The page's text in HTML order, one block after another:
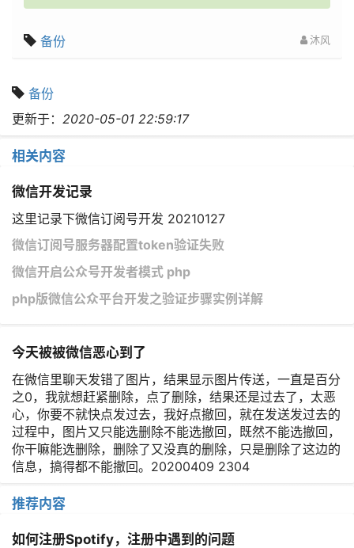
备份 沐风
备份
更新于： 2020-05-01 22:59:17
相关内容
微信开发记录
这里记录下微信订阅号开发 20210127
微信订阅号服务器配置token验证失败
微信开启公众号开发者模式 php
php版微信公众平台开发之验证步骤实例详解
今天被被微信恶心到了
在微信里聊天发错了图片，结果显示图片传送，一直是百分
之0，我就想赶紧删除，点了删除，结果还是过去了，太恶
心，你要不就快点发过去，我好点撤回，就在发送发过去的
过程中，图片又只能选删除不能选撤回，既然不能选撤回，
你干嘛能选删除，删除了又没真的删除，只是删除了这边的
信息，搞得都不能撤回。20200409 2304
推荐内容
如何注册Spotify，注册中遇到的问题